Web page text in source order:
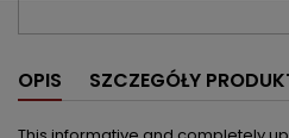
OPIS SZCZEGÓŁY